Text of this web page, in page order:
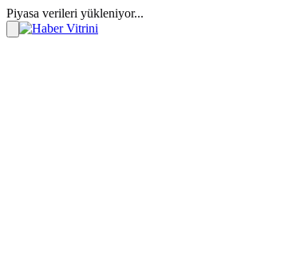
Piyasa verileri yükleniyor...